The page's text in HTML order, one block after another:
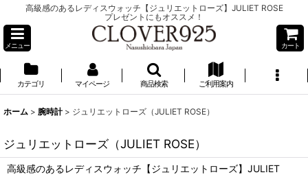
高級感のあるレディスウォッチ【ジュリエットローズ】JULIET ROSE
プレゼントにもオススメ！
メニュー カート
カテゴリ マイページ 商品検索 ご利用案内
ホーム > 腕時計 > ジュリエットローズ（JULIET ROSE）
ジュリエットローズ（JULIET ROSE）
高級感のあるレディスウォッチ【ジュリエットローズ】JULIET